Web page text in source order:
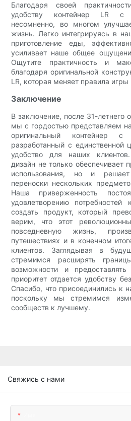
Благодаря своей
удобству контейнер LR с
несомненно, во многом
жизнь. Легко интегрируясь в
приготовление еды,
усиливает наше общее
Ощутите практичность и
благодаря оригинальной
LR, которая меняет правила
Заключение
В заключение, после 31-летнего
мы с гордостью представляем
оригинальный контейнер с
разработанный с
удобство для наших
дизайн не только обеспечивает
использования, но и
переноски нескольких
Наша приверженность
удовлетворению потребностей
создать продукт, который
верим, что этот
повседневную жизнь,
путешествиях и в конечном
клиентов. Заглядывая в
стремимся расширять
возможности и
приоритет отдается удобству
Спасибо, что присоединились к
поскольку мы стремимся
сообществ к лучшему.
Свяжись с нами